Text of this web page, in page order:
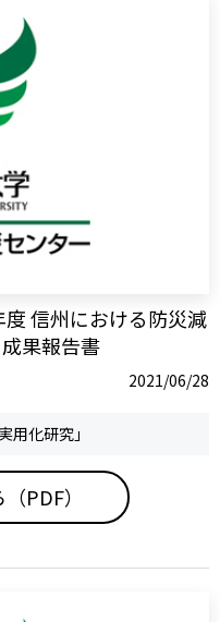
信州における防災減
果報告書
2021/06/28
用化研究」
PDF）